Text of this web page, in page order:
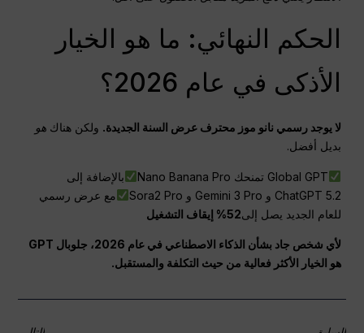
الحكم النهائي: ما هو الخيار
الأذكى في عام 2026؟
لا يوجد رسمي نانو موز محترف عرض السنة الجديدة. ولكن هناكهو
بديل أفضل.
Global GPT تمنحك Nano Banana Pro
بالإضافة إلى
ChatGPT 5.2 و Gemini 3 Pro و Sora2 Pro
مع عرض رسمي
للعام الجديد يصل إلى52% إيقاف التشغيل
لأي شخص جاد بشأن الذكاء الاصطناعي في عام 2026، جلوبال
GPT
هو الخيار الأكثر فعالية من حيث التكلفة والمستقبل.